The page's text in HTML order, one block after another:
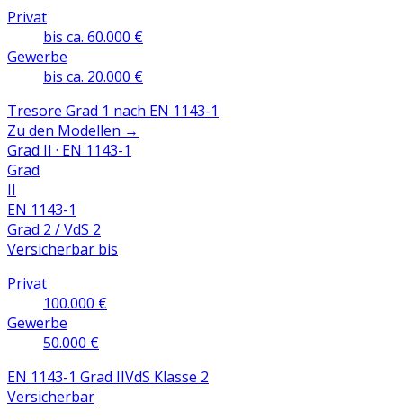
Privat
bis ca. 60.000 €
Gewerbe
bis ca. 20.000 €
Tresore Grad 1 nach EN 1143-1
Zu den Modellen →
Grad II · EN 1143-1
Grad
II
EN 1143-1
Grad 2 / VdS 2
Versicherbar bis
Privat
100.000 €
Gewerbe
50.000 €
EN 1143-1 Grad IIVdS Klasse 2
Versicherbar